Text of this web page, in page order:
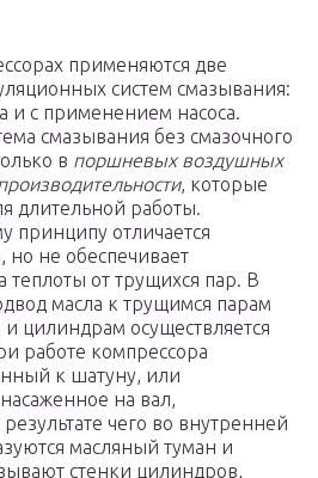
применяются две
систем смазывания:
и с применением насоса.
смазывания без смазочного
в поршневых воздушных
, которые
длительной работы.
принципу отличается
но не обеспечивает
теплоты от трущихся пар. В
масла к трущимся парам
цилиндрам осуществляется
работе компрессора
к шатуну, или
на вал,
чего во внутренней
масляный туман и
стенки цилиндров,